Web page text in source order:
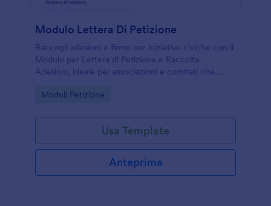
Modulo Lettera Di Petizione
Raccogli adesioni e firme per iniziative civiche con il
Modulo per Lettera di Petizione e Raccolta
Adesioni, ideale per associazioni e comitati che
online con Jotform.
Go to Category:
Moduli Petizione
Usa Template
Anteprima